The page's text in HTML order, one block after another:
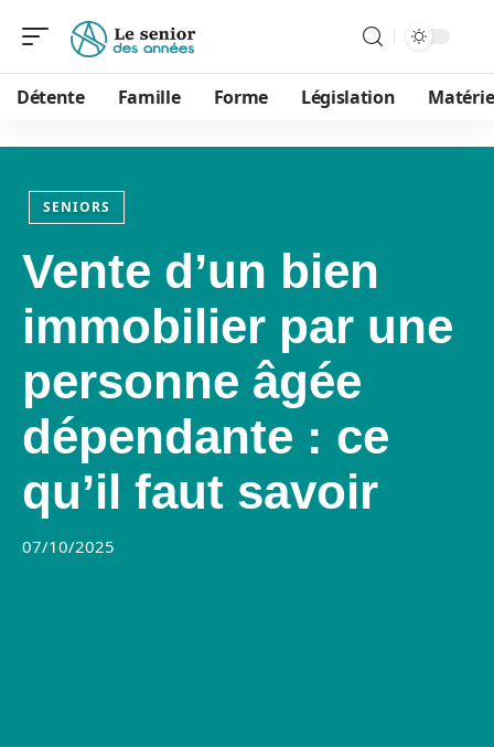
Détente Famille Forme Législation
SENIORS
Vente d’un bien
immobilier par une
personne âgée
dépendante : ce
qu’il faut savoir
07/10/2025